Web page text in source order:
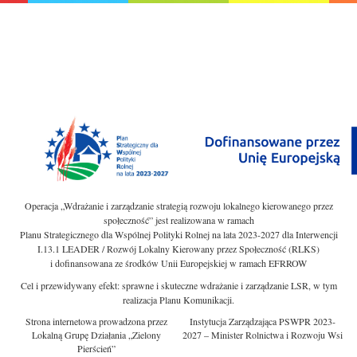
Operacja „Wdrażanie i zarządzanie strategią rozwoju lokalnego kierowanego przez
społeczność” jest realizowana w ramach
Planu Strategicznego dla Wspólnej Polityki Rolnej na lata 2023-2027 dla Interwencji
I.13.1 LEADER / Rozwój Lokalny Kierowany przez Społeczność (RLKS)
i dofinansowana ze środków Unii Europejskiej w ramach EFRROW
Cel i przewidywany efekt: sprawne i skuteczne wdrażanie i zarządzanie LSR, w tym
realizacja Planu Komunikacji.
Strona internetowa prowadzona przez
Lokalną Grupę Działania „Zielony
Pierścień”
Instytucja Zarządzająca PSWPR 2023-
2027 – Minister Rolnictwa i Rozwoju Wsi